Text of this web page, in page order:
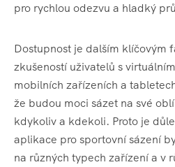
pro rychlou odezvu a hladký
Dostupnost je dalším klíčovým
zkušeností uživatelů s
mobilních zařízeních a
že budou moci sázet na své
kdykoliv a kdekoli. Proto je
aplikace pro sportovní sázení
na různých typech zařízení a v